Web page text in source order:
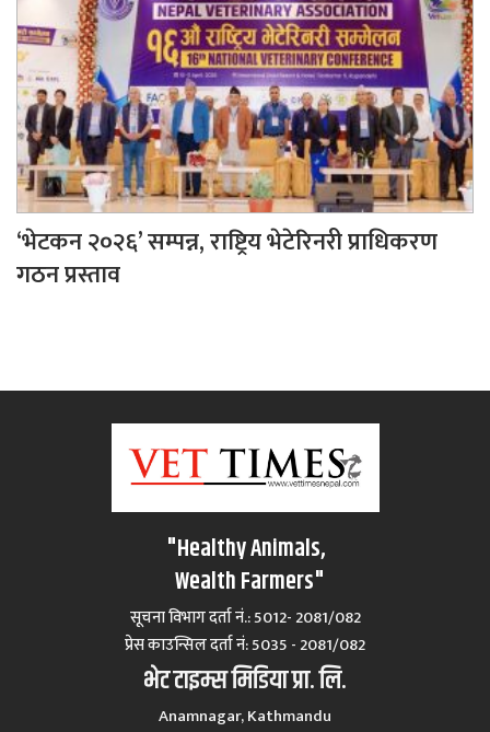
‘भेटकन २०२६’ सम्पन्न, राष्ट्रिय भेटेरिनरी प्राधिकरण
गठन प्रस्ताव
"Healthy Animals,
Wealth Farmers"
सूचना विभाग दर्ता नं.: 5012- 2081/082
प्रेस काउन्सिल दर्ता नं‍: 5035 - 2081/082
भेट टाइम्स मिडिया प्रा. लि.
Anamnagar, Kathmandu